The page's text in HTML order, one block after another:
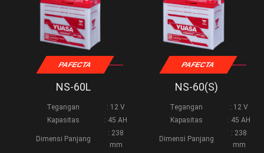
PAFECTA
NS-60L
Tegangan
: 12 V
Kapasitas
: 45 AH
Dimensi Panjang
: 238
mm
PAFECTA
NS-60(S)
Tegangan
: 12 V
Kapasitas
: 45 AH
Dimensi Panjang
: 238
mm